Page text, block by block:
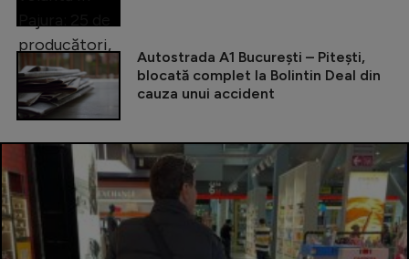
Autostrada A1 București – Pitești,
blocată complet la Bolintin Deal din
cauza unui accident